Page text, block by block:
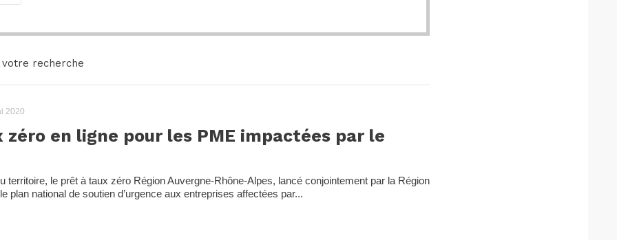
recherche
2020
en ligne pour les PME impactées par le
territoire, le prêt à taux zéro Région Auvergne-Rhône-Alpes, lancé conjointement par la Région
plan national de soutien d’urgence aux entreprises affectées par...